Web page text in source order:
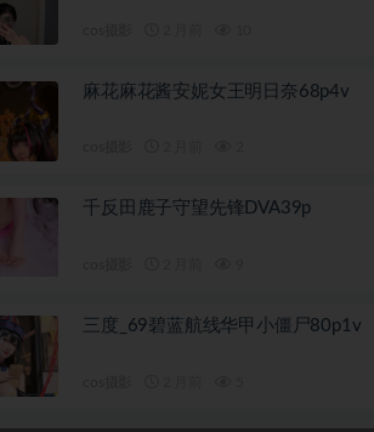
麻花麻花酱安妮女王明日奈68p4v
千反田鹿子守望先锋DVA39p
三度_69碧蓝航线华甲小僵尸80p1v